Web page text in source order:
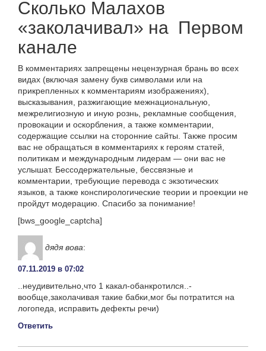
Сколько Малахов
«заколачивал» на Первом
канале
В комментариях запрещены нецензурная брань во всех
видах (включая замену букв символами или на
прикрепленных к комментариям изображениях),
высказывания, разжигающие межнациональную,
межрелигиозную и иную рознь, рекламные сообщения,
провокации и оскорбления, а также комментарии,
содержащие ссылки на сторонние сайты. Также просим
вас не обращаться в комментариях к героям статей,
политикам и международным лидерам — они вас не
услышат. Бессодержательные, бессвязные и
комментарии, требующие перевода с экзотических
языков, а также конспирологические теории и проекции не
пройдут модерацию. Спасибо за понимание!
[bws_google_captcha]
дядя вова:
07.11.2019 в 07:02
..неудивительно,что 1 какал-обанкротился..-
вообще,заколачивая такие бабки,мог бы потратится на
логопеда, исправить дефекты речи)
Ответить